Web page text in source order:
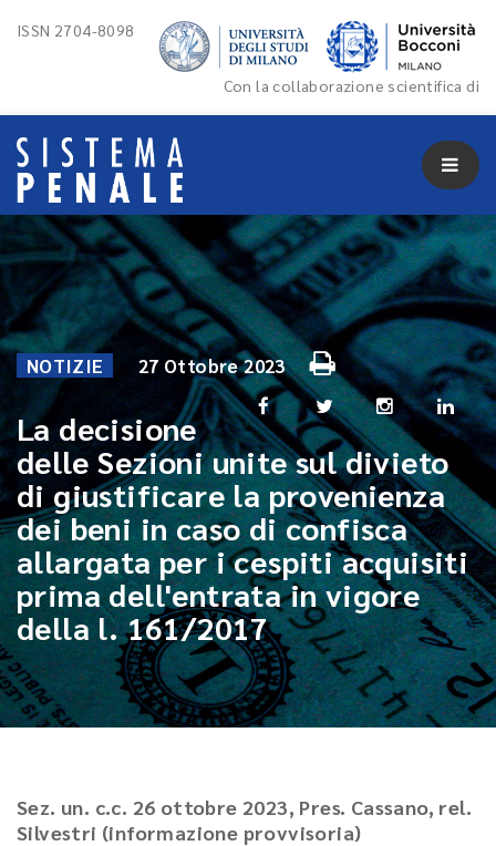
ISSN 2704-8098
Con la collaborazione scientifica di
NOTIZIE 27 Ottobre 2023
La decisione
delle Sezioni unite sul divieto
di giustificare la provenienza
dei beni in caso di confisca
allargata per i cespiti acquisiti
prima dell'entrata in vigore
della l. 161/2017
Sez. un. c.c. 26 ottobre 2023, Pres. Cassano, rel.
Silvestri (informazione provvisoria)